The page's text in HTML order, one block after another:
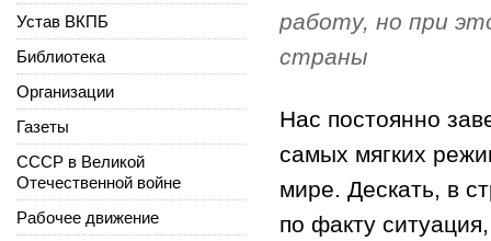
работу, но при
страны
Нас постоянно
самых мягких
мире. Дескать, в
по факту
Устав ВКПБ
Библиотека
Организации
Газеты
СССР в Великой
Отечественной войне
Рабочее движение